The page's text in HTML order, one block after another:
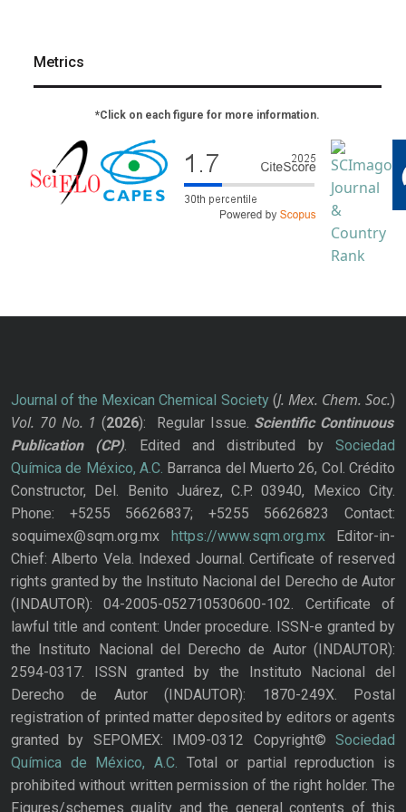
Metrics
*Click on each figure for more information.
Journal of the Mexican Chemical Society(J. Mex. Chem. Soc.)
Vol. 70 No. 1 (2026): Regular Issue. Scientific Continuous
Publication
(CP). Edited and distributed bySociedad
Química de México, A.C. Barranca del Muerto 26, Col. Crédito
Constructor, Del. Benito Juárez, C.P. 03940, Mexico City.
Phone: +5255 56626837; +5255 56626823 Contact:
soquimex@sqm.org.mx
https://www.sqm.org.mxEditor-in-
Chief: Alberto Vela. Indexed Journal. Certificate of reserved
rights granted by the Instituto Nacional del Derecho de Autor
(INDAUTOR): 04-2005-052710530600-102. Certificate of
lawful title and content: Under procedure. ISSN-e granted by
the Instituto Nacional del Derecho de Autor (INDAUTOR):
2594-0317. ISSN granted by the Instituto Nacional del
Derecho de Autor (INDAUTOR): 1870-249X. Postal
registration of printed matter deposited by editors or agents
granted by SEPOMEX: IM09-0312 Copyright© Sociedad
Química de México, A.C. Total or partial reproduction is
prohibited without written permission of the right holder. The
Figures/schemes quality and the general contents of this